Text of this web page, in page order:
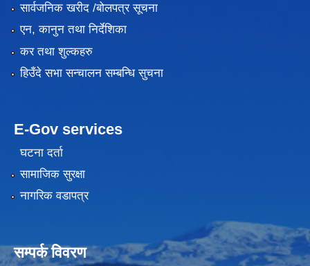
सार्वजनिक खरीद /बोलपत्र सूचना
एन, कानुन तथा निर्देशिका
कर तथा शुल्कहरु
हिउँदे सभा सन्चालन सम्बन्धि सुचना
E-Gov services
घटना दर्ता
सामाजिक सुरक्षा
नागरिक वडापत्र
सम्पर्क विवरण